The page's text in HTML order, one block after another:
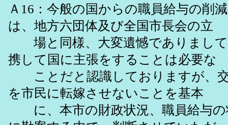
Ａ16：今般の国からの職員給与の削
は、地方六団体及び全国市長会の立
場と同様、大変遺憾でありまして
携して国に主張をすることは必要な
ことだと認識しておりますが、交
を市民に転嫁させないことを基本
に、本市の財政状況、職員給与の